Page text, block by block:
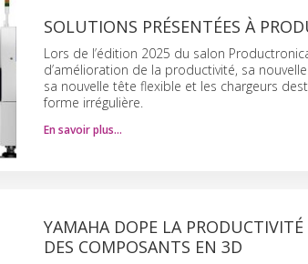
SOLUTIONS PRÉSENTÉES À
Lors de l’édition 2025 du salon
d’amélioration de la productivité, sa
sa nouvelle tête flexible et les chargeurs
forme irrégulière.
En savoir plus…
YAMAHA DOPE LA PRODUCTIVITÉ
DES COMPOSANTS EN 3D